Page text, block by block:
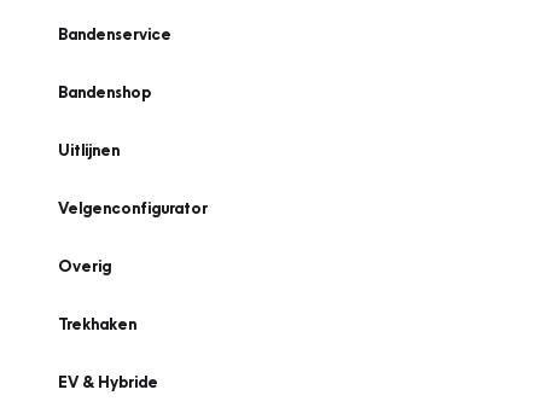
Bandenservice
Bandenshop
Uitlijnen
Velgenconfigurator
Overig
Trekhaken
EV & Hybride